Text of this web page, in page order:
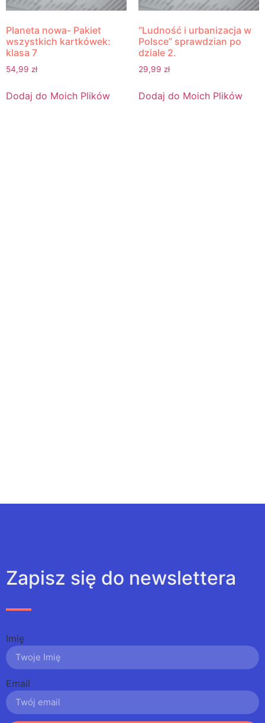
Planeta nowa- Pakiet
wszystkich kartkówek:
klasa 7
54,99 zł
Dodaj do Moich Plików
“Ludność i urbanizacja w
Polsce” sprawdzian po
dziale 2.
29,99 zł
Dodaj do Moich Plików
Zapisz się do newslettera
Imię
Email